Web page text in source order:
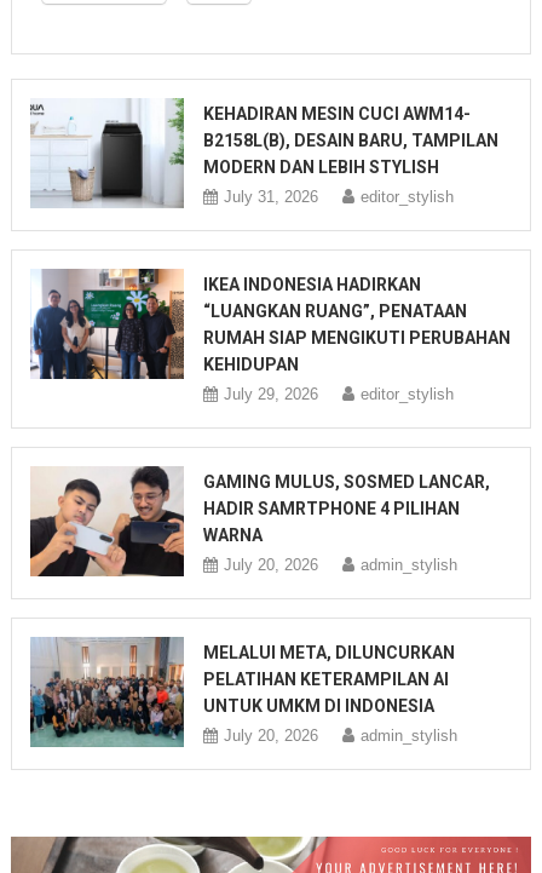
KEHADIRAN MESIN CUCI AWM14-
B2158L(B), DESAIN BARU, TAMPILAN
MODERN DAN LEBIH STYLISH
July 31, 2026 editor_stylish
IKEA INDONESIA HADIRKAN
“LUANGKAN RUANG”, PENATAAN
RUMAH SIAP MENGIKUTI PERUBAHAN
KEHIDUPAN
July 29, 2026 editor_stylish
GAMING MULUS, SOSMED LANCAR,
HADIR SAMRTPHONE 4 PILIHAN
WARNA
July 20, 2026 admin_stylish
MELALUI META, DILUNCURKAN
PELATIHAN KETERAMPILAN AI
UNTUK UMKM DI INDONESIA
July 20, 2026 admin_stylish